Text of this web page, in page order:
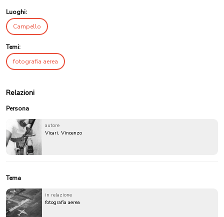
Luoghi:
Campello
Temi:
fotografia aerea
Relazioni
Persona
autore
Vicari, Vincenzo
Tema
in relazione
fotografia aerea